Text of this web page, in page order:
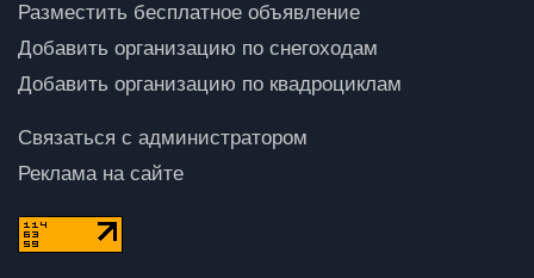
Разместить бесплатное объявление
Добавить организацию по снегоходам
Добавить организацию по квадроциклам
Связаться с администратором
Реклама на сайте